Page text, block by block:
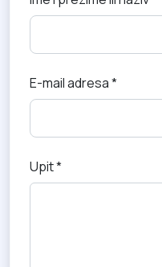
E-mail adresa *
Upit *